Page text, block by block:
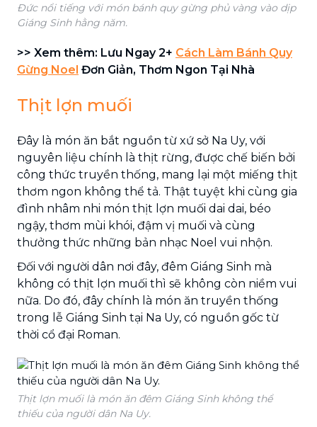
Đức nổi tiếng với món bánh quy gừng phủ vàng vào dịp
Giáng Sinh hằng năm.
>> Xem thêm: Lưu Ngay 2+ Cách Làm Bánh Quy
Gừng Noel Đơn Giản, Thơm Ngon Tại Nhà
Thịt lợn muối
Đây là món ăn bắt nguồn từ xứ sở Na Uy, với
nguyên liệu chính là thịt rừng, được chế biến bởi
công thức truyền thống, mang lại một miếng thịt
thơm ngon không thể tả. Thật tuyệt khi cùng gia
đình nhâm nhi món thịt lợn muối dai dai, béo
ngậy, thơm mùi khói, đậm vị muối và cùng
thưởng thức những bản nhạc Noel vui nhộn.
Đối với người dân nơi đây, đêm Giáng Sinh mà
không có thịt lợn muối thì sẽ không còn niềm vui
nữa. Do đó, đây chính là món ăn truyền thống
trong lễ Giáng Sinh tại Na Uy, có nguồn gốc từ
thời cổ đại Roman.
Thịt lợn muối là món ăn đêm Giáng Sinh không thể
thiếu của người dân Na Uy.